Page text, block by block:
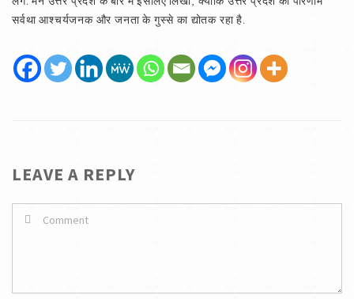
सर्वथा आश्चर्यजनक और जनता के गुस्से का द्योतक रहा है.
LEAVE A REPLY